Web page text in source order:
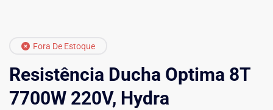
Fora De Estoque
Resistência Ducha Optima 8T
7700W 220V, Hydra